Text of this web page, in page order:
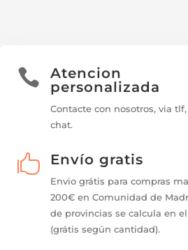

Atencion
personalizada
Contacte con nosotros, via
chat.
 Envío gratis
Envio grátis para compras
200€ en Comunidad de
de provincias se calcula en
(grátis según cantidad).